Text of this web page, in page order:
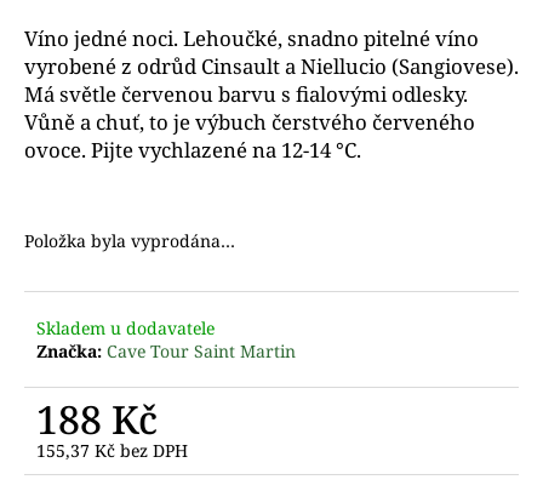
Víno jedné noci. Lehoučké, snadno pitelné víno
vyrobené z odrůd Cinsault a Niellucio (Sangiovese).
Má světle červenou barvu s fialovými odlesky.
Vůně a chuť, to je výbuch čerstvého červeného
ovoce. Pijte vychlazené na 12-14 °C.
Položka byla vyprodána…
Skladem u dodavatele
Značka: Cave Tour Saint Martin
188 Kč
155,37 Kč bez DPH
Měrná
a
j
í
t
?
D
p
o
r
u
u